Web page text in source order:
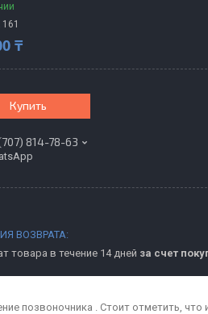
161
₸
Купить
814-78-63
товара в течение 14 дней за счет
позвоночника . Стоит отметить, что